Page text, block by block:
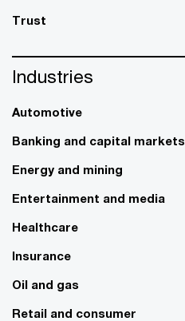
Trust
Industries
Automotive
Banking and capital markets
Energy and mining
Entertainment and media
Healthcare
Insurance
Oil and gas
Retail and consumer